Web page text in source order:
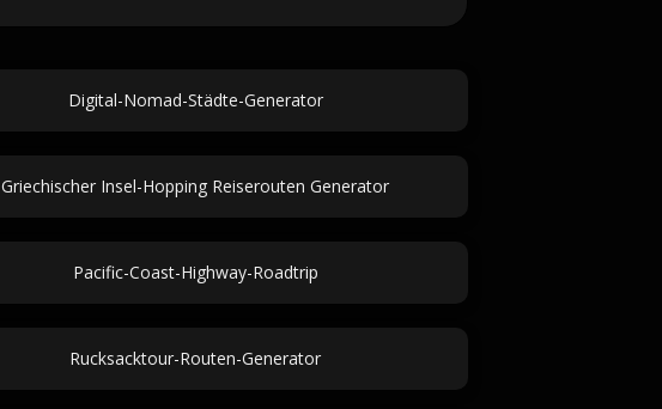
Digital-Nomad-Städte-Generator
Griechischer Insel-Hopping Reiserouten Generator
Pacific-Coast-Highway-Roadtrip
Rucksacktour-Routen-Generator